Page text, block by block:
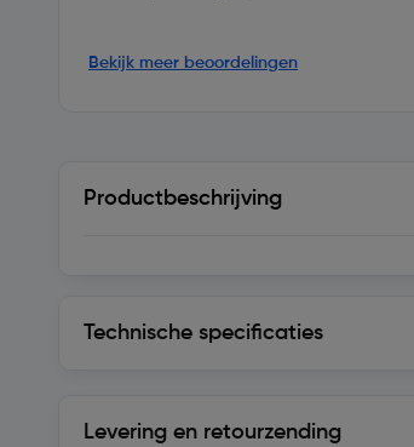
Bekijk meer beoordelingen
Productbeschrijving
Technische specificaties
Levering en retourzending